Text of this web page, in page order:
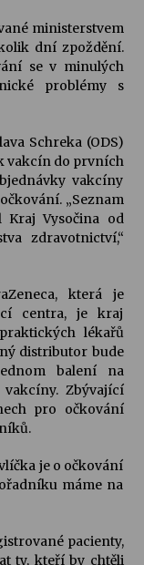
ministerstvem
dní zpoždění.
se v minulých
problémy s
Schreka (ODS)
vakcín do prvních
vakcíny
„Seznam
Vysočina od
zdravotnictví,“
která je
centra, je kraj
lékařů
distributor bude
balení na
vakcíny. Zbývající
pro očkování
je o očkování
máme na
pacienty,
ty, kteří by chtěli